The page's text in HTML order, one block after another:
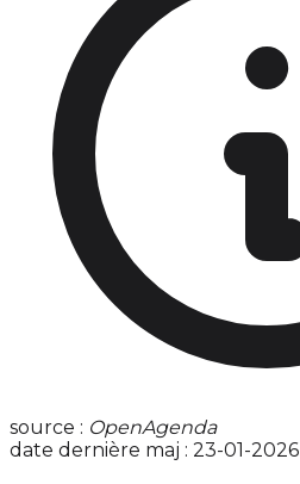
source : OpenAgenda
date dernière maj : 23-01-2026